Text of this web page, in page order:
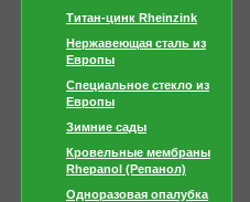
Титан-цинк Rheinzink
Нержавеющая сталь из
Европы
Специальное стекло из
Европы
Зимние сады
Кровельные мембраны
Rhepanol (Репанол)
Одноразовая опалубка